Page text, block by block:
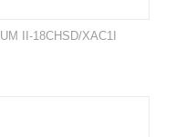
II-18CHSD/XAC1I